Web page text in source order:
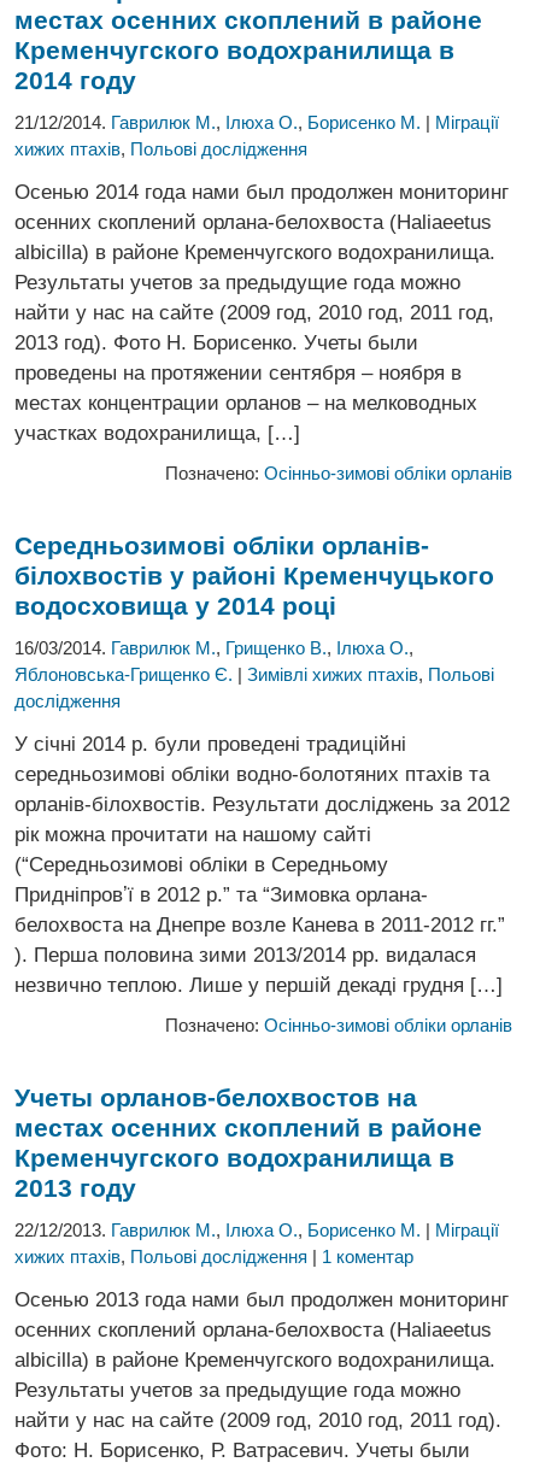
местах осенних скоплений в районе
Кременчугского водохранилища в
2014 году
21/12/2014. Гаврилюк М., Ілюха О., Борисенко М. | Міграції
хижих птахів, Польові дослідження
Осенью 2014 года нами был продолжен мониторинг
осенних скоплений орлана-белохвоста (Haliaeetus
albicilla) в районе Кременчугского водохранилища.
Результаты учетов за предыдущие года можно
найти у нас на сайте (2009 год, 2010 год, 2011 год,
2013 год). Фото Н. Борисенко. Учеты были
проведены на протяжении сентября – ноября в
местах концентрации орланов – на мелководных
участках водохранилища, […]
Позначено:Осінньо-зимові обліки орланів
Середньозимові обліки орланів-
білохвостів у районі Кременчуцького
водосховища у 2014 році
16/03/2014. Гаврилюк М., Грищенко В., Ілюха О.,
Яблоновська-Грищенко Є. | Зимівлі хижих птахів, Польові
дослідження
У січні 2014 р. були проведені традиційні
середньозимові обліки водно-болотяних птахів та
орланів-білохвостів. Результати досліджень за 2012
рік можна прочитати на нашому сайті
(“Середньозимові обліки в Середньому
Придніпровʼї в 2012 р.” та “Зимовка орлана-
белохвоста на Днепре возле Канева в 2011-2012 гг.”
). Перша половина зими 2013/2014 рр. видалася
незвично теплою. Лише у першій декаді грудня […]
Позначено:Осінньо-зимові обліки орланів
Учеты орланов-белохвостов на
местах осенних скоплений в районе
Кременчугского водохранилища в
2013 году
22/12/2013. Гаврилюк М., Ілюха О., Борисенко М. | Міграції
хижих птахів, Польові дослідження | 1 коментар
Осенью 2013 года нами был продолжен мониторинг
осенних скоплений орлана-белохвоста (Haliaeetus
albicilla) в районе Кременчугского водохранилища.
Результаты учетов за предыдущие года можно
найти у нас на сайте (2009 год, 2010 год, 2011 год).
Фото: Н. Борисенко, Р. Ватрасевич. Учеты были